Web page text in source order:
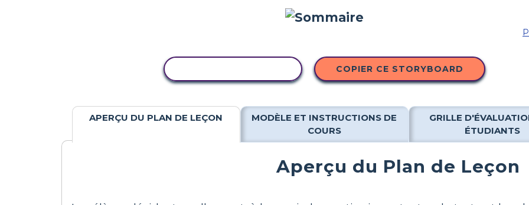
COPIER CE STORYBOARD
APERÇU DU PLAN DE LEÇON
MODÈLE ET INSTRUCTIONS DE
COURS
GRILLE
ÉTUDIANTS
Aperçu du Plan de Leçon